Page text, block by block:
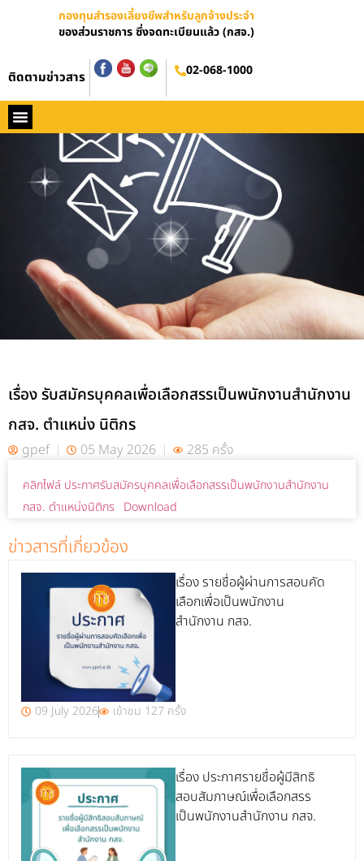
กองทุนสำรองเลี้ยงชีพสำหรับลูกจ้างประจำ
ของส่วนราชการ ซึ่งจดทะเบียนแล้ว (กสจ.)
ติดตามข่าวสาร 02-068-1000
เรื่อง รับสมัครบุคคลเพื่อเลือกสรรเป็นพนักงานสำนักงาน
กสจ. ตำแหน่ง นิติกร
gpef 05 May 2026 285 ครั้ง
คลิกไฟล์ ประกาศรับสมัครบุคคลเพื่อเลือกสรรเป็นพนักงานสำนักงาน
กสจ. ตำแหน่งนิติกร Download
ข่าวสารที่เกี่ยวข้อง
เรื่อง รายชื่อผู้ผ่านการสอบคัด
เลือกเพื่อเป็นพนักงาน
สำนักงาน กสจ.
09 July 2026 เข้าชม 127 ครั้ง
เรื่อง ประกาศรายชื่อผู้มีสิทธิ
สอบสัมภาษณ์เพื่อเลือกสรร
เป็นพนักงานสำนักงาน กสจ.